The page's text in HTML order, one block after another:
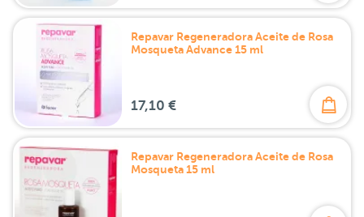
Repavar Regeneradora Aceite de Rosa
Mosqueta Advance 15 ml
17,10 €
Repavar Regeneradora Aceite de Rosa
Mosqueta 15 ml